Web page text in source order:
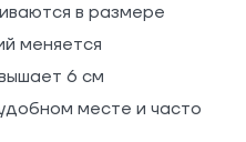
в размере
меняется
6 см
месте и часто